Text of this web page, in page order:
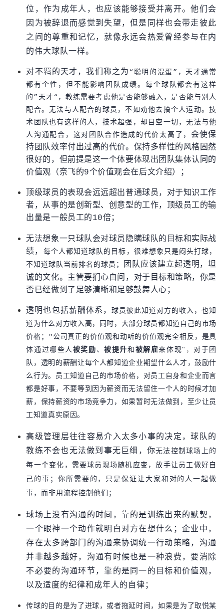
位，作为成年人，也应该能够接受并离开。他们会
因为被辞退而感觉到失望，但是同样也会带走彼此
之间的尊重和记忆，就像永远会热爱曾经参与在内
的伟大球队一样。
对不羁的天才，我们称之为“聪明的混蛋”，天才通常
都有个性，但不能影响团队成绩。每个球队都会有这样
的”天才“，教练需要考虑他是否能够融入，是否能与别人
配合。无法与人配合的球员，不如劝他去搞个人运动。技
术团队也有这样的人，技术超强，却目空一切，无法与他
人沟通配合，这对团队合作造成的代价太高了， 会使保
持团队效率付出过高的代价。保持多样性的风格固然
很好的，但前提是这一个体要体现出团队集体认同的
价值观（奈飞的9个价值观会在后文介绍）；
顶级球员的表现会远远超出普通球员，对于知识工作
者，从事的是创新型、创意型的工作，顶级员工的输
出量是一般员工的10倍；
无法想象一只球队会对球员隐瞒球队的目标和实际战
绩，
每个人都知道球队的目标，很难想象只是闷头打球，
不知道球队当前排名的球员；
团队应该建立起透明，坦
诚的文化。主管要扪心自问，对于目标和策略，你是
否已经做到了足够清晰和足够鼓舞人心；
透明也包括薪酬体系，
球员彼此知道对方的收入，也知
道为什么对方收入高，同时，大部分球员都知道自己的市场
价格；" 公司真正的价值观和动听的价值观完全相反，是具
体通过哪些人 被奖励 、被提升和 被解雇来体现" ， 对于团
队， 透明的薪酬让每个人都知道企业期望什么人才，鼓励什
么行为。
员工知道自己的市场价格，对员工自身和企业而言
都是好事，不要等到因为薪资而无法留住一个人的时候才加
薪，保持薪资的市场竞争力，如果暂时无法做到，至少让员
工知道真实原因。
高级管理层往往容易介入太多小事的决定，球队的
教练不会也无法做到事无巨细，你无法控制球场上的
每一个变化，需要球员现场随机应变，放手让员工做好自
己的事；你所需要的，只是保证让大家和对的人一起做
事，而非用流程控制他们；
球场上没有沟通的时间，靠的是训练出来的默契，
一个眼神一个动作就明白对方在想什么；企业中，
存在太多跨部门的沟通来协调统一行动策略，沟通
并非越多越好，沟通有时候也是一种浪费，要消除
不必要的沟通环节，靠的是同一的目标和价值观，
以及适度的纪律和成年人的自律；
传球的目的是为了进球，或者拖延时间，如果是为了取悦某